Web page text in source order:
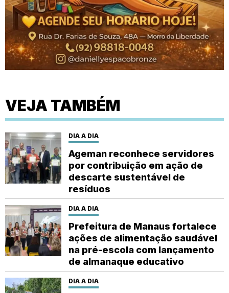
VEJA TAMBÉM
DIA A DIA
Ageman reconhece servidores
por contribuição em ação de
descarte sustentável de
resíduos
DIA A DIA
Prefeitura de Manaus fortalece
ações de alimentação saudável
na pré-escola com lançamento
de almanaque educativo
DIA A DIA